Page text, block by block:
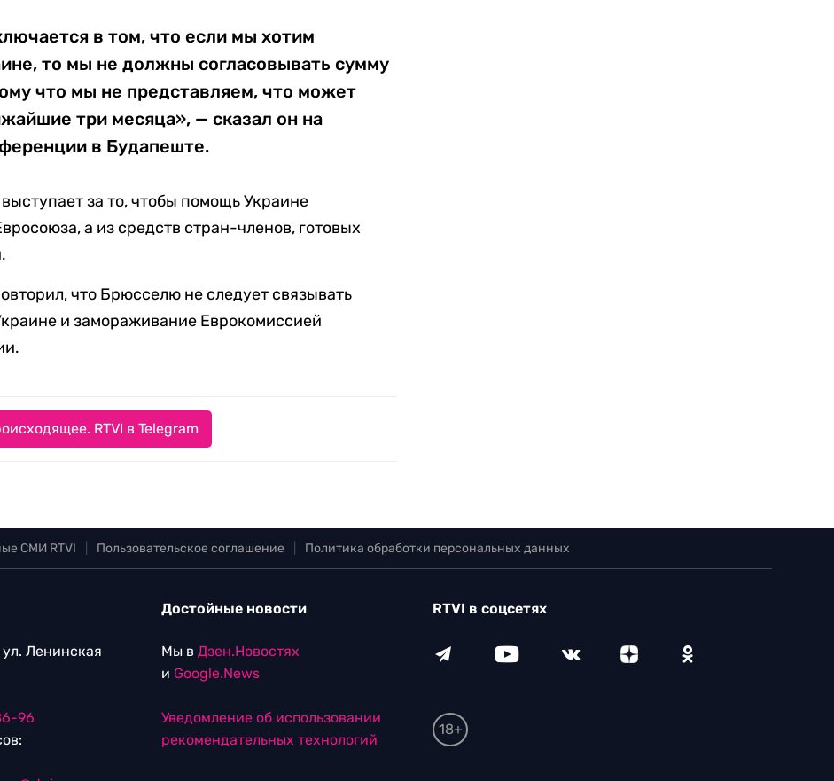
в том, что если мы хотим
то мы не должны согласовывать сумму
что мы не представляем, что может
три месяца», — сказал он на
в Будапеште.
за то, чтобы помощь Украине
а из средств стран-членов, готовых
что Брюсселю не следует связывать
и замораживание Еврокомиссией
RTVI в Telegram
СМИ RTVI Пользовательское соглашение Политика обработки персональных данных
ул. Ленинская
96
Достойные новости
Мы в Дзен.Новостях
и Google.News
Уведомление об использовании
рекомендательных технологий
RTVI в соцсетях
18+